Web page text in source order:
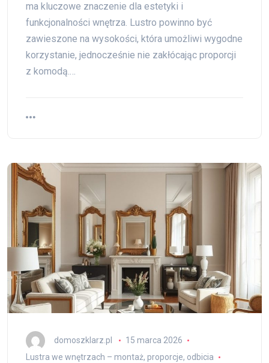
ma kluczowe znaczenie dla estetyki i
funkcjonalności wnętrza. Lustro powinno być
zawieszone na wysokości, która umożliwi wygodne
korzystanie, jednocześnie nie zakłócając proporcji
z komodą.…
domoszklarz.pl
15 marca 2026
Lustra we wnętrzach – montaż, proporcje, odbicia